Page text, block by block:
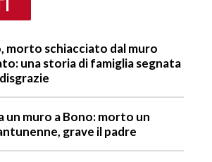
morto schiacciato dal muro
una storia di famiglia segnata
un muro a Bono: morto un
grave il padre